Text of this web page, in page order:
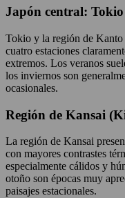
Japón central:
Tokio y la región de
cuatro estaciones
extremos. Los veranos
los inviernos son
ocasionales.
Región de Kansai
La región de Kansai
con mayores contrastes
especialmente cálidos y
otoño son épocas muy
paisajes estacionales.